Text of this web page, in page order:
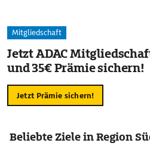
Mitgliedschaft
Jetzt ADAC
und 35€ Prämie sichern!
Jetzt Prämie sichern!
Beliebte Ziele in Region